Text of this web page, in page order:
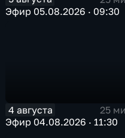
Эфир 05.08.2026 · 09:30
4 августа
25
Эфир 04.08.2026 · 11:30